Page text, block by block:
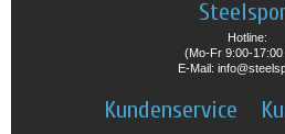
Hotline:
(Mo-Fr 9:00-17:00
E-Mail:
Kundenservice